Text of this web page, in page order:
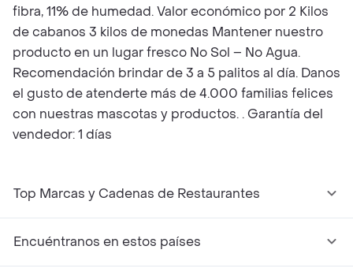
fibra, 11% de humedad. Valor económico por 2 Kilos
de cabanos 3 kilos de monedas Mantener nuestro
producto en un lugar fresco No Sol – No Agua.
Recomendación brindar de 3 a 5 palitos al día. Danos
el gusto de atenderte más de 4.000 familias felices
con nuestras mascotas y productos. . Garantía del
vendedor: 1 días
Top Marcas y Cadenas de Restaurantes
Encuéntranos en estos países